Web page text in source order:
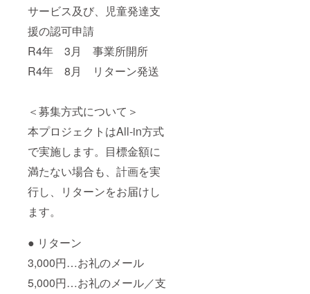
サービス及び、児童発達支
援の認可申請
R4年 3月 事業所開所
R4年 8月 リターン発送
＜募集方式について＞
本プロジェクトはAll-in方式
で実施します。目標金額に
満たない場合も、計画を実
行し、リターンをお届けし
ます。
● リターン
3,000円…お礼のメール
5,000円…お礼のメール／支